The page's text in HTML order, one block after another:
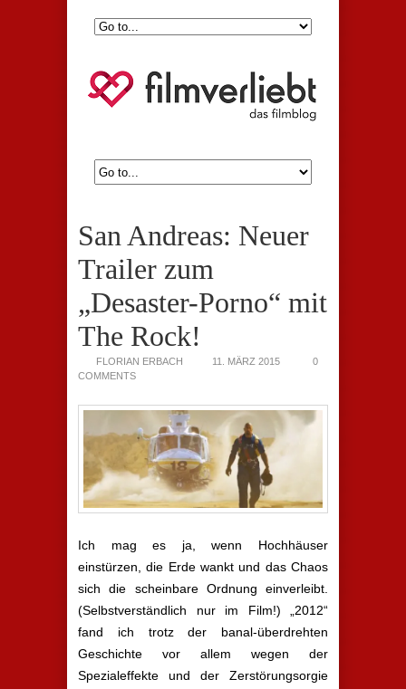
San Andreas: Neuer
Trailer zum
„Desaster-Porno“ mit
The Rock!
FLORIAN ERBACH 11. MÄRZ 2015
0
COMMENTS
Ich mag es ja, wenn Hochhäuser
einstürzen, die Erde wankt und das Chaos
sich die scheinbare Ordnung einverleibt.
(Selbstverständlich nur im Film!) „2012“
fand ich trotz der banal-überdrehten
Geschichte vor allem wegen der
Spezialeffekte und der Zerstörungsorgie